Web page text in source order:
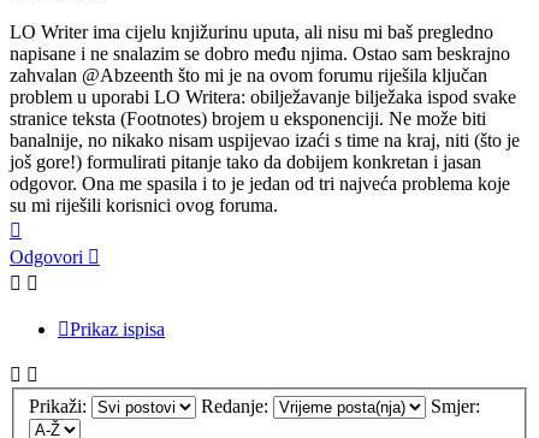
LO Writer ima cijelu knjižurinu uputa, ali nisu mi baš pregledno
napisane i ne snalazim se dobro među njima. Ostao sam beskrajno
zahvalan @Abzeenth što mi je na ovom forumu riješila ključan
problem u uporabi LO Writera: obilježavanje bilježaka ispod svake
stranice teksta (Footnotes) brojem u eksponenciji. Ne može biti
banalnije, no nikako nisam uspijevao izaći s time na kraj, niti (što je
još gore!) formulirati pitanje tako da dobijem konkretan i jasan
odgovor. Ona me spasila i to je jedan od tri najveća problema koje
su mi riješili korisnici ovog foruma.
Odgovori
Prikaz ispisa
Prikaži: Redanje: Smjer: